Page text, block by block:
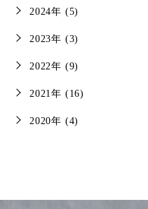
2024年 (5)
2023年 (3)
2022年 (9)
2021年 (16)
2020年 (4)